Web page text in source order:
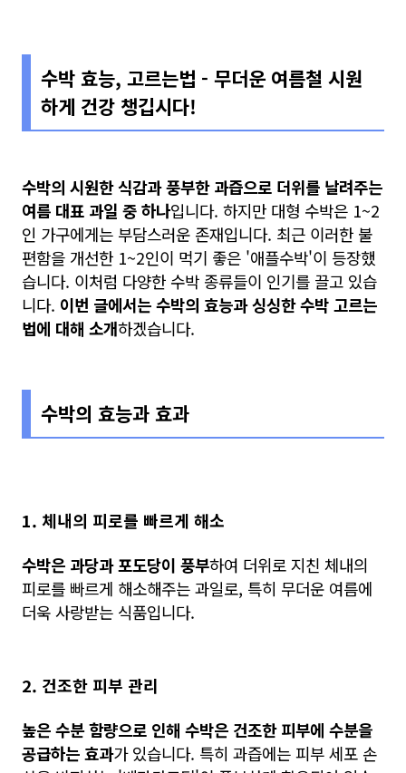
수박 효능, 고르는법 - 무더운 여름철 시원
하게 건강 챙깁시다!
수박의 시원한 식감과 풍부한 과즙으로 더위를 날려주는
여름 대표 과일 중 하나입니다. 하지만 대형 수박은 1~2
인 가구에게는 부담스러운 존재입니다. 최근 이러한 불
편함을 개선한 1~2인이 먹기 좋은 '애플수박'이 등장했
습니다. 이처럼 다양한 수박 종류들이 인기를 끌고 있습
니다. 이번 글에서는 수박의 효능과 싱싱한 수박 고르는
법에 대해 소개하겠습니다.
수박의 효능과 효과
1. 체내의 피로를 빠르게 해소
수박은 과당과 포도당이 풍부하여 더위로 지친 체내의
피로를 빠르게 해소해주는 과일로, 특히 무더운 여름에
더욱 사랑받는 식품입니다.
2. 건조한 피부 관리
높은 수분 함량으로 인해 수박은 건조한 피부에 수분을
공급하는 효과가 있습니다. 특히 과즙에는 피부 세포 손